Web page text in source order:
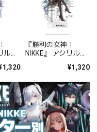
ルス
ト
『勝利の女神：
NIKKE』 アクリルス
シャープレッスン
¥1,320